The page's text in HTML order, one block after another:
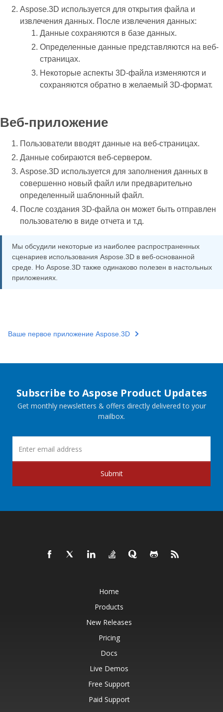
Aspose.3D используется для открытия файла и
извлечения данных. После извлечения данных:
Данные сохраняются в базе данных.
Определенные данные представляются на веб-
страницах.
Некоторые аспекты 3D-файла изменяются и
сохраняются обратно в желаемый 3D-формат.
Веб-приложение
Пользователи вводят данные на веб-страницах.
Данные собираются веб-сервером.
Aspose.3D используется для заполнения данных в
совершенно новый файл или предварительно
определенный шаблонный файл.
После создания 3D-файла он может быть отправлен
пользователю в виде отчета и т.д.
Мы обсудили некоторые из наиболее распространенных
сценариев использования Aspose.3D в веб-основанной
среде. Но Aspose.3D также одинаково полезен в настольных
приложениях.
Ваше первое приложение Aspose.3D
Subscribe to Aspose Product Updates
Get monthly newsletters & offers directly delivered to your
mailbox.
Submit
Home
Products
New Releases
Pricing
Docs
Live Demos
Free Support
Paid Support